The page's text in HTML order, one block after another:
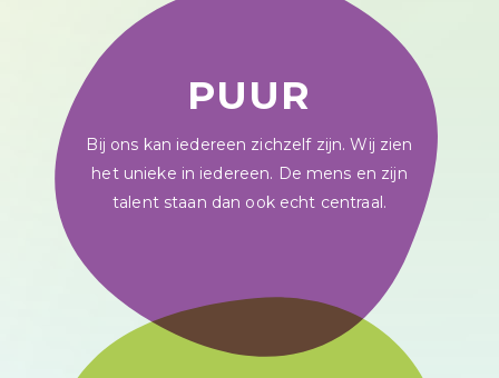
PUUR
Bij ons kan iedereen zichzelf zijn. Wij zien
het unieke in iedereen. De mens en zijn
talent staan dan ook echt centraal.